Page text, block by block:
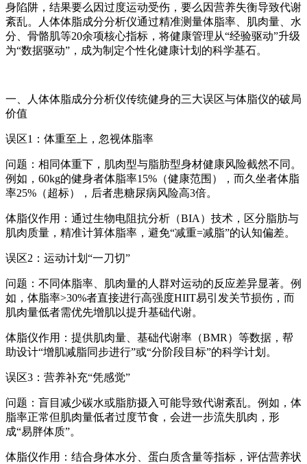
身陷阱，结果要么因过度运动受伤，要么因营养失衡导致代谢
紊乱。人体体脂成分分析仪通过精准测量体脂率、肌肉量、水
分、骨骼肌等20余项核心指标，将健康管理从“经验驱动”升级
为“数据驱动”，成为制定个性化健康计划的科学基石。
一、 人体体脂成分分析仪传统健身的三大误区与体脂仪的破局
价值
误区1：体重至上，忽视体脂率
问题：相同体重下，肌肉型与脂肪型身材健康风险截然不同。
例如，60kg的健身者体脂率15%（健康范围），而久坐者体脂
率25%（超标），后者患糖尿病风险高3倍。
体脂仪作用：通过生物电阻抗分析（BIA）技术，区分脂肪与
肌肉质量，精准计算体脂率，避免“减重=减脂”的认知偏差。
误区2：运动计划“一刀切”
问题：不同体脂率、肌肉量的人群对运动的反应差异显著。例
如，体脂率>30%者直接进行高强度HIIT易引发关节损伤，而
肌肉量低者需优先增肌以提升基础代谢。
体脂仪作用：提供肌肉量、基础代谢率（BMR）等数据，帮
助设计“增肌减脂同步进行”或“分阶段目标”的科学计划。
误区3：营养补充“凭感觉”
问题：盲目减少碳水或脂肪摄入可能导致代谢紊乱。例如，体
脂率正常但肌肉量低者过度节食，会进一步流失肌肉，形
成“易胖体质”。
体脂仪作用：结合身体水分、蛋白质含量等指标，评估营养状